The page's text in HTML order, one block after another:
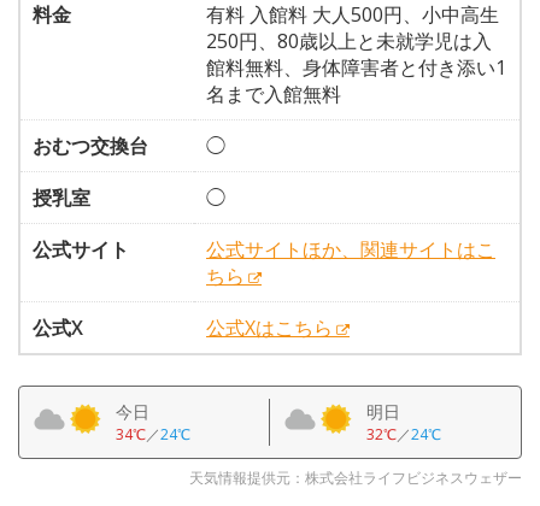
料金
有料 入館料 大人500円、小中高生
250円、80歳以上と未就学児は入
館料無料、身体障害者と付き添い1
名まで入館無料
おむつ交換台
◯
授乳室
◯
公式サイト
公式サイトほか、関連サイトはこ
ちら
公式X
公式Xはこちら
今日
34℃／24℃
明日
32℃／24℃
天気情報提供元：株式会社ライフビジネスウェザー